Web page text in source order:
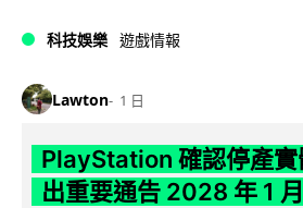
科技娛樂 遊戲情報
Lawton 1 日
PlayStation 確認停產實
出重要通告 2028 年 1